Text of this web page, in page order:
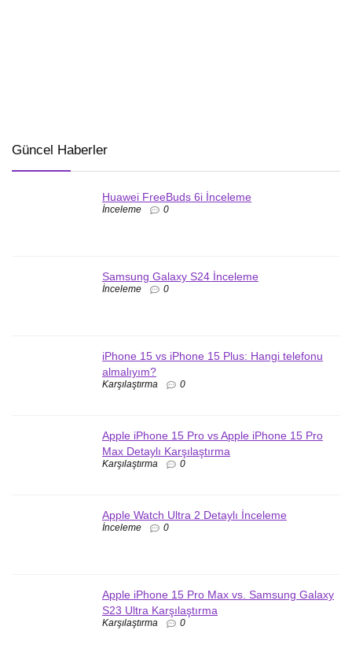
Güncel Haberler
Huawei FreeBuds 6i İnceleme
İnceleme 0
Samsung Galaxy S24 İnceleme
İnceleme 0
iPhone 15 vs iPhone 15 Plus: Hangi telefonu
almalıyım?
Karşılaştırma 0
Apple iPhone 15 Pro vs Apple iPhone 15 Pro
Max Detaylı Karşılaştırma
Karşılaştırma 0
Apple Watch Ultra 2 Detaylı İnceleme
İnceleme 0
Apple iPhone 15 Pro Max vs. Samsung Galaxy
S23 Ultra Karşılaştırma
Karşılaştırma 0